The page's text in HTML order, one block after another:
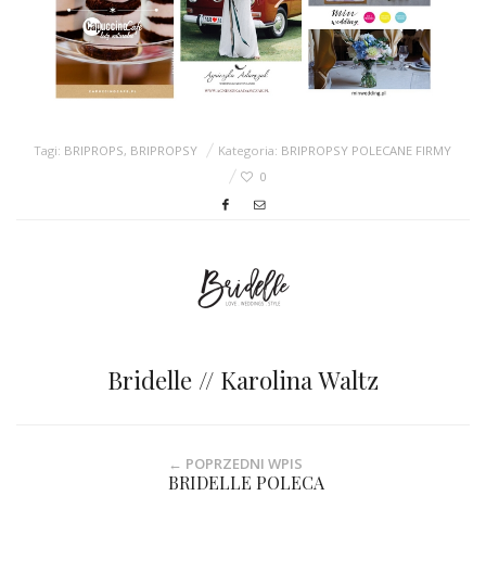
Tagi: BRIPROPS, BRIPROPSY Kategoria: BRIPROPSY POLECANE FIRMY
0
Bridelle // Karolina Waltz
← POPRZEDNI WPIS
BRIDELLE POLECA